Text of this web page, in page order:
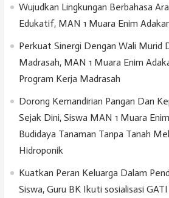
Wujudkan Lingkungan Berbahasa
Edukatif, MAN 1 Muara Enim
Perkuat Sinergi Dengan Wali Murid
Madrasah, MAN 1 Muara Enim
Program Kerja Madrasah
Dorong Kemandirian Pangan Dan
Sejak Dini, Siswa MAN 1 Muara
Budidaya Tanaman Tanpa Tanah
Hidroponik
Kuatkan Peran Keluarga Dalam
Siswa, Guru BK Ikuti sosialisasi GATI